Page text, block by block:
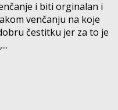
i biti orginalan i
venčanju na koje
čestitku jer za to je